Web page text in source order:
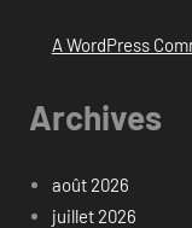
A WordPress
Archives
août 2026
juillet 2026